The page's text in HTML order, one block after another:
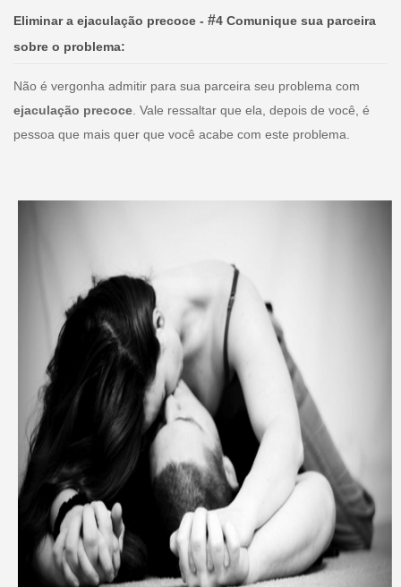
Eliminar a ejaculação precoce- #4Comunique sua parceira
sobre o problema:
Não é vergonha admitir para sua parceira seu problema com
ejaculação precoce. Vale ressaltar que ela, depois de você, é
pessoa que mais quer que você acabe com este problema.